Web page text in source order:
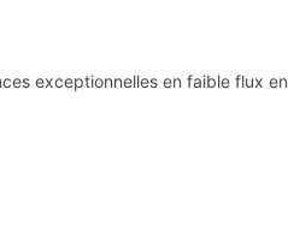
exceptionnelles en faible flux en